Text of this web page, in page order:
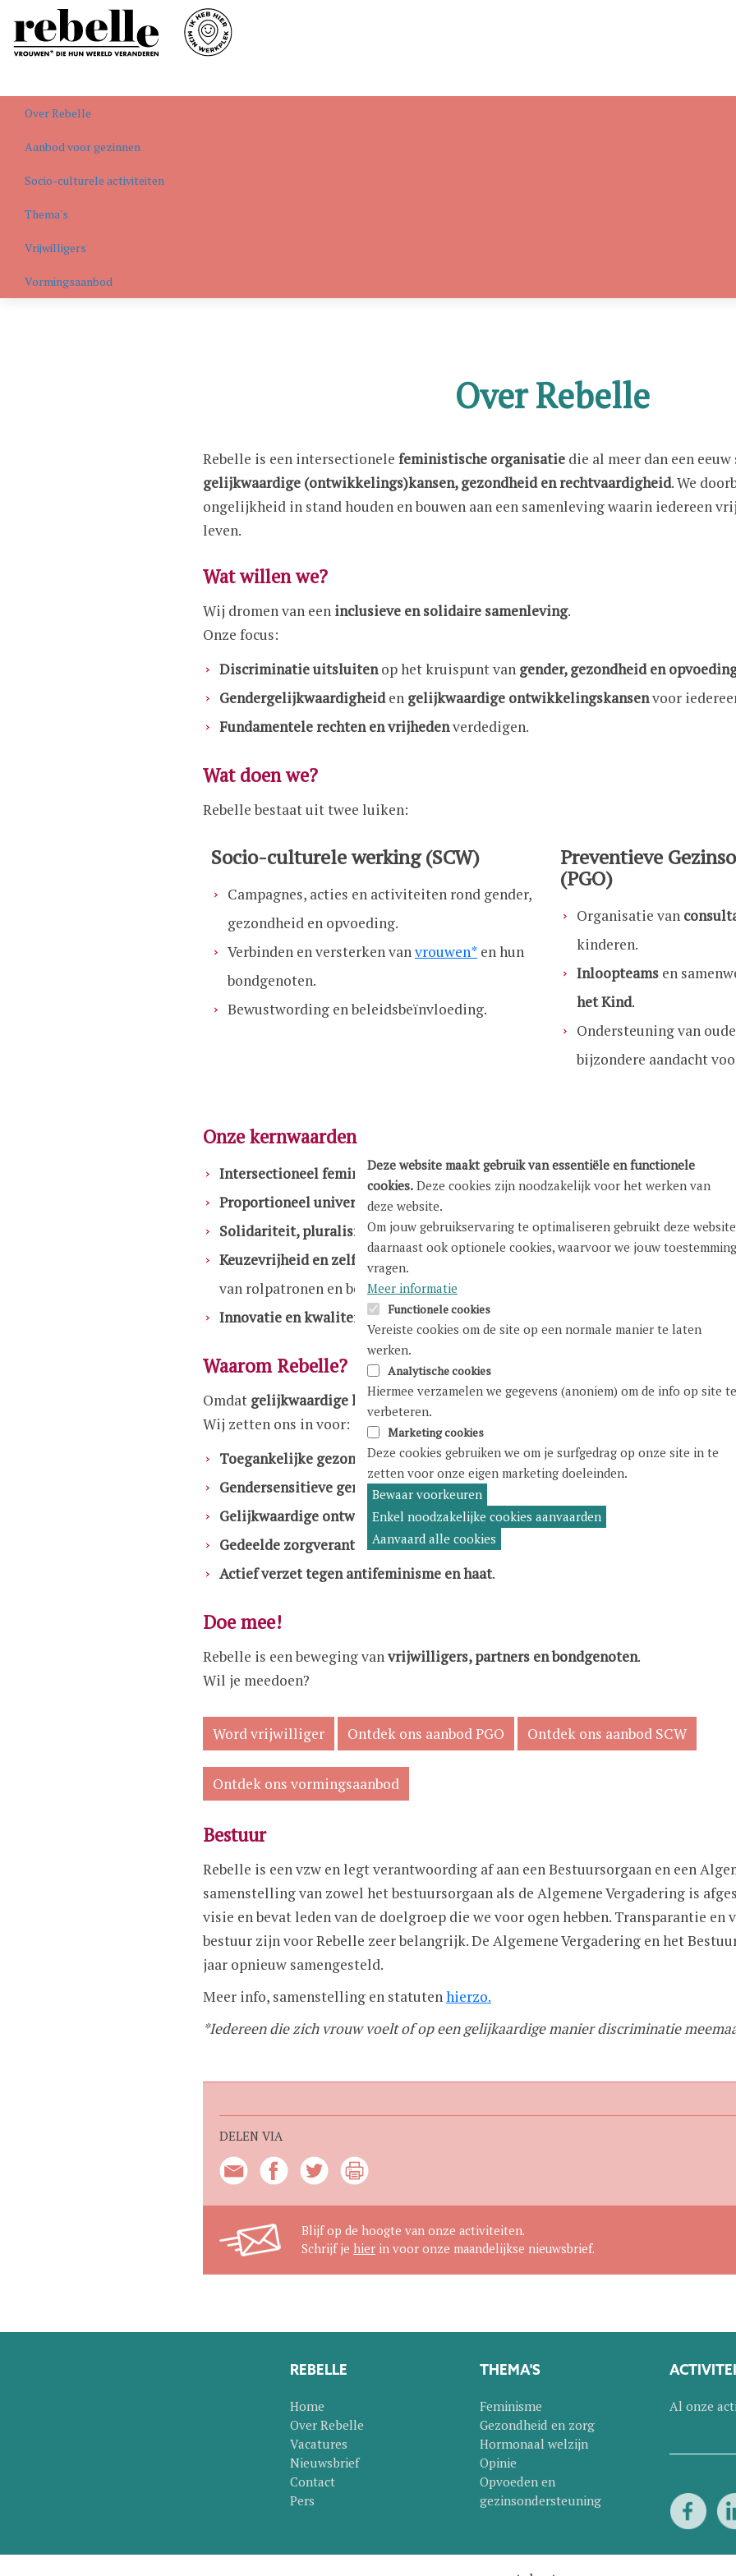
Over Rebelle
Aanbod voor gezinnen
Socio-culturele activiteiten
Thema's
Vrijwilligers
Vormingsaanbod
Over Rebelle
Rebelle is een intersectionele feministische organisatie die al meer dan een
gelijkwaardige (ontwikkelings)kansen, gezondheid en rechtvaardigheid. We
ongelijkheid in stand houden en bouwen aan een samenleving waarin iedereen
leven.
Wat willen we?
Wij dromen van een inclusieve en solidaire samenleving.
Onze focus:
Discriminatie uitsluitenop het kruispunt van gender, gezondheid en
Gendergelijkwaardigheiden gelijkwaardige ontwikkelingskansenvoor
Fundamentele rechten en vrijhedenverdedigen.
Wat doen we?
Rebelle bestaat uit twee luiken:
Socio-culturele werking (SCW)
Campagnes, acties en activiteiten rond gender,
gezondheid en opvoeding.
Verbinden en versterken vanvrouwen* en hun
bondgenoten.
Bewustwording en beleidsbeïnvloeding.
Preventieve
(PGO)
Organisatie van
kinderen.
Inloopteams en
het Kind.
Ondersteuning van
bijzondere aandacht
Onze kernwaarden
Intersectioneel feminisme: oog voor alle vormen van ongelijkheid.
Proportioneel universalisme: aanbod voor iedereen, afgestemd op noden.
Solidariteit, pluralisme en inclusie: diversiteit is een kracht.
Keuzevrijheid en zelfbeschikkingsrecht:
elke vrouw heeft de kans om
van rolpatronen en bestaande maatschappelijke verwachtingen.
Innovatie en kwaliteit
: we experimenteren, leren en verbeteren continu.
Waarom Rebelle?
Omdat gelijkwaardige kansen en rechtvaardigheid geen vanzelfsprekendheid zijn.
Wij zetten ons in voor:
Toegankelijke gezondheidszorgzonder bias of discriminatie.
Gendersensitieve geneeskundevoor gelijke gezondheidsuitkomsten.
Gelijkwaardige ontwikkelingskansenvoor kinderen, hun opvoeders en gezinnen.
Gedeelde zorgverantwoordelijkheiden een eerlijkere verdeling van arbeid en
Actief verzet tegen antifeminisme en haat.
Doe mee!
Rebelle is een beweging vanvrijwilligers, partners en bondgenoten.
Wil je meedoen?
Word vrijwilliger Ontdek ons aanbod PGO Ontdek ons aanbod SCW
Ontdek ons vormingsaanbod
Bestuur
Rebelle is een vzw en legt verantwoording af aan een Bestuursorgaan en een
samenstelling van zowel het bestuursorgaan als de Algemene Vergadering is
visie en bevat leden van de doelgroep die we voor ogen hebben. Transparantie
bestuur zijn voor Rebelle zeer belangrijk. De Algemene Vergadering en het
jaar opnieuw samengesteld.
Meer info, samenstelling en statutenhierzo.
*Iedereen die zich vrouw voelt of op een gelijkaardige manier discriminatie
DELEN VIA
Blijf op de hoogte van onze activiteiten.
Schrijf je hier in voor onze maandelijkse nieuwsbrief.
REBELLE
Home
Over Rebelle
Vacatures
Nieuwsbrief
Contact
Pers
THEMA'S
Feminisme
Gezondheid en zorg
Hormonaal welzijn
Opinie
Opvoeden en
gezinsondersteuning
Al onze
Deze website maakt gebruik van essentiële en functionele
cookies. Deze cookies zijn noodzakelijk voor het werken van
deze website.
Om jouw gebruikservaring te optimaliseren gebruikt deze website
daarnaast ook optionele cookies, waarvoor we jouw toestemming
vragen.
Meer informatie
Functionele cookies
Vereiste cookies om de site op een normale manier te laten
werken.
Analytische cookies
Hiermee verzamelen we gegevens (anoniem) om de info op site te
verbeteren.
Marketing cookies
Deze cookies gebruiken we om je surfgedrag op onze site in te
zetten voor onze eigen marketing doeleinden.
Bewaar voorkeuren
Enkel noodzakelijke cookies aanvaarden
Aanvaard alle cookies
Toestemming
intrekken